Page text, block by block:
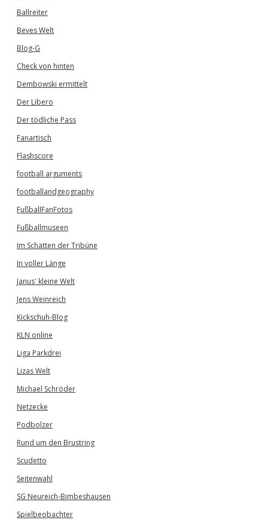
Ballreiter
Beves Welt
Blog-G
Check von hinten
Dembowski ermittelt
Der Libero
Der tödliche Pass
Fanartisch
Flashscore
football arguments
footballandgeography
FußballFanFotos
Fußballmuseen
Im Schatten der Tribüne
In voller Länge
Janus' kleine Welt
Jens Weinreich
Kickschuh-Blog
KLN online
Liga Parkdrei
Lizas Welt
Michael Schröder
Netzecke
Podbolzer
Rund um den Brustring
Scudetto
Seitenwahl
SG Neureich-Bimbeshausen
Spielbeobachter